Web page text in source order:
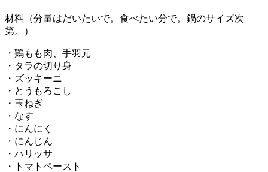
材料（分量はだいたいで。食べたい分で。鍋のサイズ次
第。）
・鶏もも肉、手羽元
・タラの切り身
・ズッキーニ
・とうもろこし
・玉ねぎ
・なす
・にんにく
・にんじん
・ハリッサ
・トマトペースト